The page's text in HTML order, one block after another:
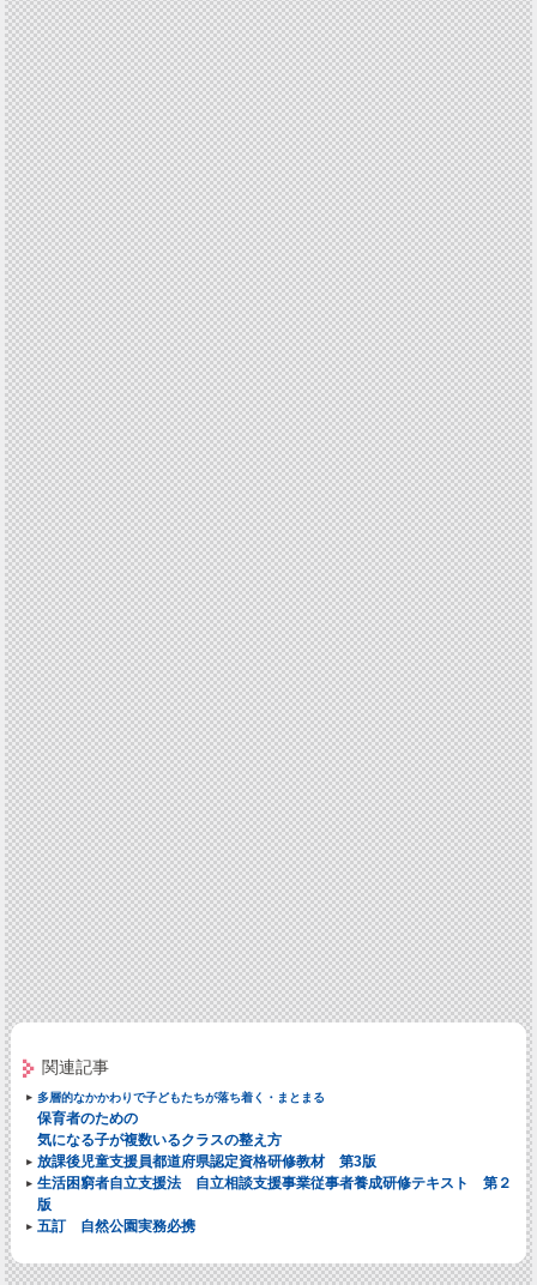
関連記事
多層的なかかわりで子どもたちが落ち着く・まとまる
保育者のための
気になる子が複数いるクラスの整え方
放課後児童支援員都道府県認定資格研修教材 第3版
生活困窮者自立支援法 自立相談支援事業従事者養成研修テキスト 第２
版
五訂 自然公園実務必携